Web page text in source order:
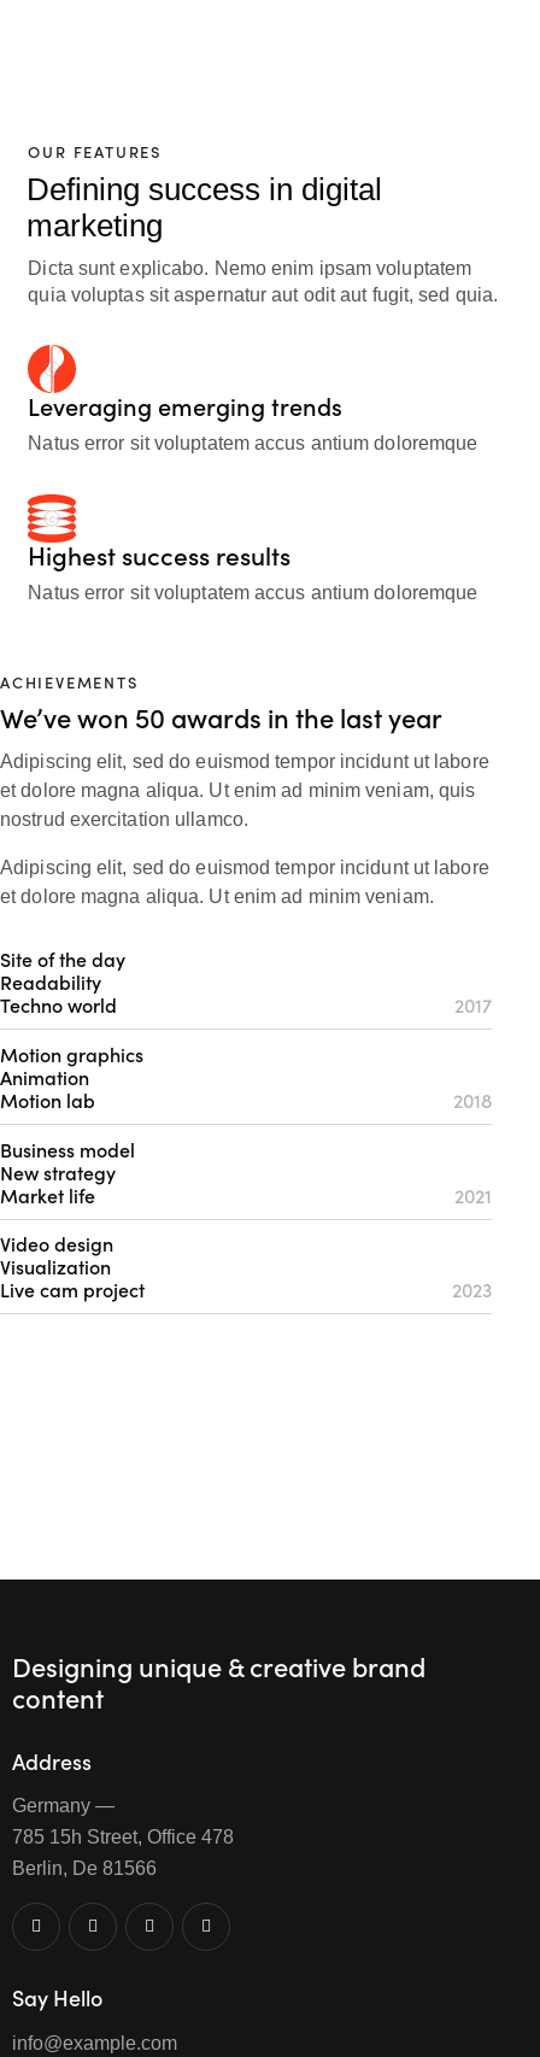
OUR FEATURES
Defining success in digital
marketing
Dicta sunt explicabo. Nemo enim ipsam voluptatem
quia voluptas sit aspernatur aut odit aut fugit, sed quia.
Leveraging emerging trends
Natus error sit voluptatem accus antium doloremque
Highest success results
Natus error sit voluptatem accus antium doloremque
ACHIEVEMENTS
We’ve won 50 awards in the last year
Adipiscing elit, sed do euismod tempor incidunt ut labore
et dolore magna aliqua. Ut enim ad minim veniam, quis
nostrud exercitation ullamco.
Adipiscing elit, sed do euismod tempor incidunt ut labore
et dolore magna aliqua. Ut enim ad minim veniam.
Site of the day
Readability
Techno world
2017
Motion graphics
Animation
Motion lab
2018
Business model
New strategy
Market life
2021
Video design
Visualization
Live cam project
2023
Designing unique & creative brand
content
Address
Germany —
785 15h Street, Office 478
Berlin, De 81566
Say Hello
info@example.com